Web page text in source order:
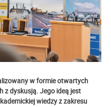
w formie otwartych
z dyskusją. Jego ideą jest
wiedzy z zakresu